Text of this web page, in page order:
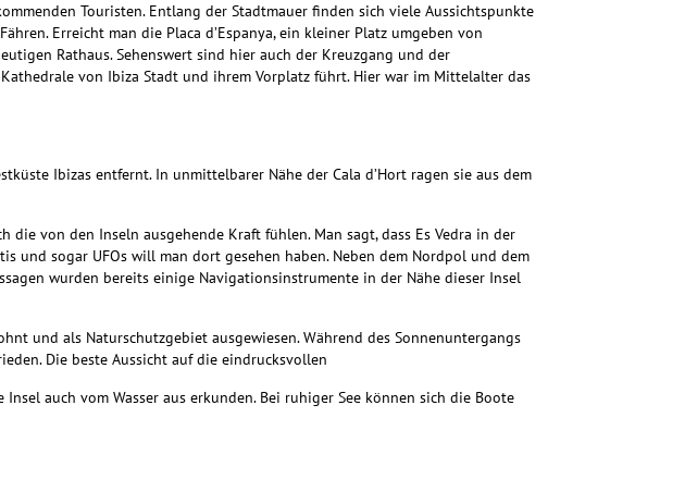
Touristen. Entlang der Stadtmauer finden sich viele Aussichtspunkte
Erreicht man die Placa d’Espanya, ein kleiner Platz umgeben von
Rathaus. Sehenswert sind hier auch der Kreuzgang und der
von Ibiza Stadt und ihrem Vorplatz führt. Hier war im Mittelalter das
Ibizas entfernt. In unmittelbarer Nähe der Cala d’Hort ragen sie aus dem
von den Inseln ausgehende Kraft fühlen. Man sagt, dass Es Vedra in der
und sogar UFOs will man dort gesehen haben. Neben dem Nordpol und dem
wurden bereits einige Navigationsinstrumente in der Nähe dieser Insel
und als Naturschutzgebiet ausgewiesen.Während des Sonnenuntergangs
Die beste Aussicht auf die eindrucksvollen
Insel auch vom Wasser aus erkunden. Bei ruhiger See können sich die Boote